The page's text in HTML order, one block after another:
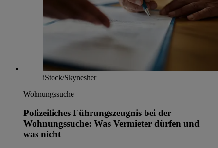
iStock/Skynesher
Wohnungssuche
Polizeiliches Führungszeugnis bei der
Wohnungssuche: Was Vermieter dürfen und
was nicht